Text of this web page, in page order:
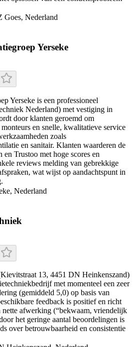
Goes, Nederland
Yerseke
Yerseke is een professioneel
Nederland) met vestiging in
door klanten geroemd om
en snelle, kwalitatieve service
zoals
en sanitair. Klanten waarderen de
Trustoo met hoge scores en
reviews melding van gebrekkige
wat wijst op aandachtspunt in
Nederland
13, 4451 DN Heinkenszand)
met momenteel een zeer
(gemiddeld 5,0) op basis van
feedback is positief en richt
nette afwerking (“bekwaam, vriendelijk
het geringe aantal beoordelingen is
over betrouwbaarheid en consistentie